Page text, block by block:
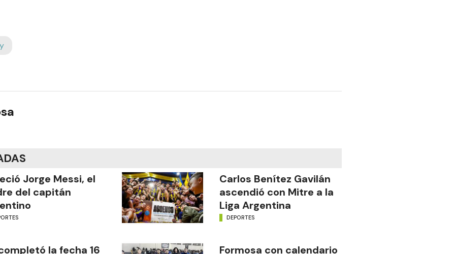
Jorge Messi, el
del capitán
Carlos Benítez Gavilán
ascendió con Mitre a la
Liga Argentina
DEPORTES
la fecha 16 Formosa con calendario